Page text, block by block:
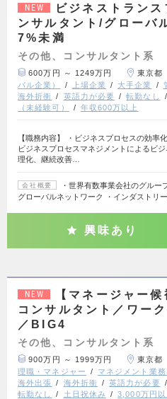
NEW
ビジネストラン
ンサルタント/グローバ
7%未満
その他、コンサルタント系
600万円 ～ 1249万円 東京都
バル企業）
上場企業 大手企業
海外折衝
英語力が必要 転勤なし
（未経験可）
年収600万以上
【職務内容】 ・ビジネスプロセスの効率
ビジネスプロセスマネジメントによるビ
理化、継続改善…
会社概要
・世界有数事業会社のグルー
グローバルネットワーク ・インダストリ
興味あり
NEW
【マネージャー
コンサルタント／ワー
／BIG4
その他、コンサルタント系
900万円 ～ 1999万円 東京都
理職・マネジャー
マネジメント業務
海外出張
海外折衝 英語力が必要
転勤なし
土日祝休み 3,000万円以